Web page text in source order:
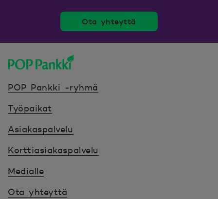
Ota yhteyttä
POP Pankki -ryhmä
Työpaikat
Asiakaspalvelu
Korttiasiakaspalvelu
Medialle
Ota yhteyttä